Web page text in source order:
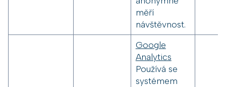
měří
návštěvnost.
Google
Analytics
Používá se
systémem